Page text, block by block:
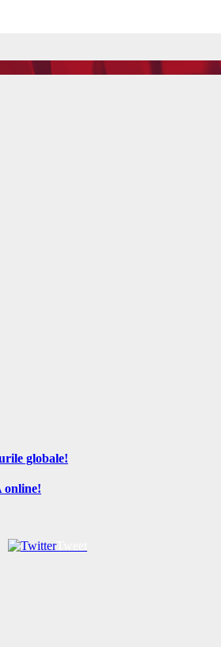
globale!
online!
Tweet